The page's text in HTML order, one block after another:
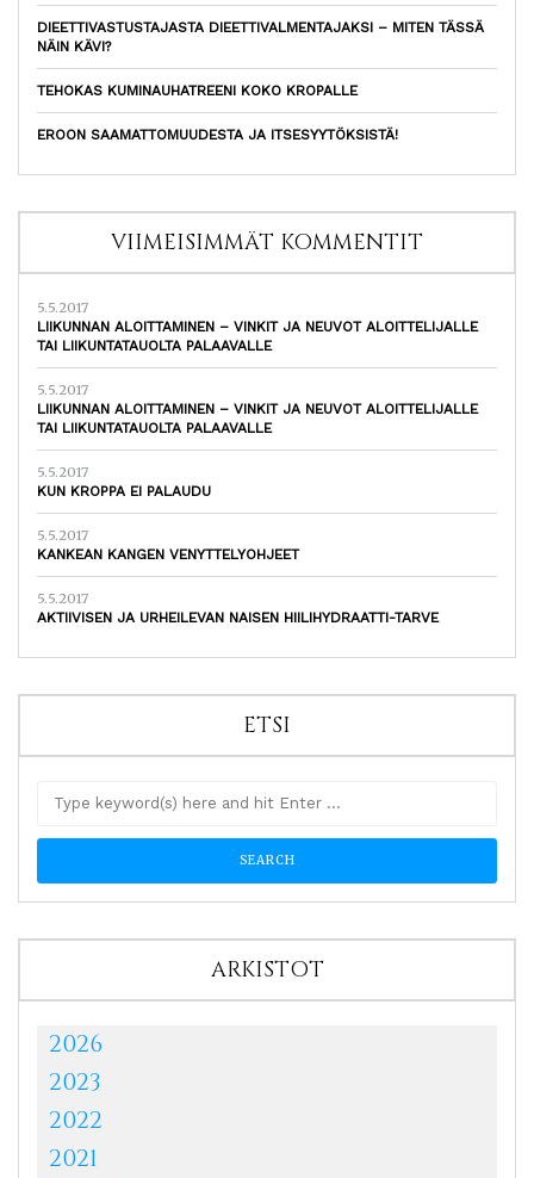
DIEETTIVASTUSTAJASTA DIEETTIVALMENTAJAKSI – MITEN TÄSSÄ
NÄIN KÄVI?
TEHOKAS KUMINAUHATREENI KOKO KROPALLE
EROON SAAMATTOMUUDESTA JA ITSESYYTÖKSISTÄ!
VIIMEISIMMÄT KOMMENTIT
5.5.2017
LIIKUNNAN ALOITTAMINEN – VINKIT JA NEUVOT ALOITTELIJALLE
TAI LIIKUNTATAUOLTA PALAAVALLE
5.5.2017
LIIKUNNAN ALOITTAMINEN – VINKIT JA NEUVOT ALOITTELIJALLE
TAI LIIKUNTATAUOLTA PALAAVALLE
5.5.2017
KUN KROPPA EI PALAUDU
5.5.2017
KANKEAN KANGEN VENYTTELYOHJEET
5.5.2017
AKTIIVISEN JA URHEILEVAN NAISEN HIILIHYDRAATTI-TARVE
ETSI
ARKISTOT
2026
2023
2022
2021